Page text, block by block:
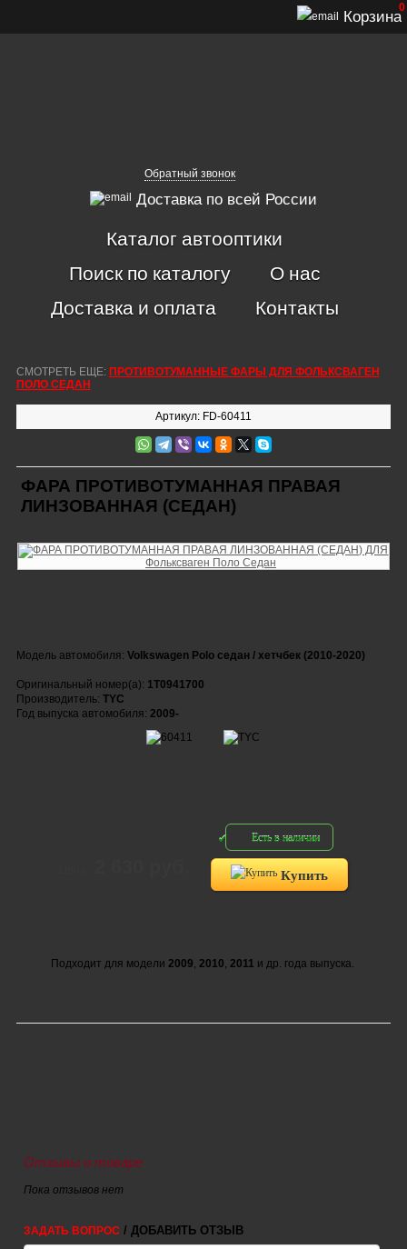
Обратный звонок
Доставка по всей России
Корзина
0
Каталог автооптики
Поиск по каталогу
О нас
Доставка и оплата
Контакты
СМОТРЕТЬ ЕЩЕ: ПРОТИВОТУМАННЫЕ ФАРЫ ДЛЯ ФОЛЬКСВАГЕН
ПОЛО CЕДАН
Артикул: FD-60411
ФАРА ПРОТИВОТУМАННАЯ ПРАВАЯ
ЛИНЗОВАННАЯ (СЕДАН)
Модель автомобиля: Volkswagen Polo седан / хетчбек (2010-2020)
Оригинальный номер(а): 1T0941700
Производитель: TYC
Год выпуска автомобиля: 2009-
Есть в наличии
Купить
Подходит для модели 2009, 2010, 2011 и др. года выпуска.
Отзывы о товаре
Пока отзывов нет
ЗАДАТЬ ВОПРОС / ДОБАВИТЬ ОТЗЫВ